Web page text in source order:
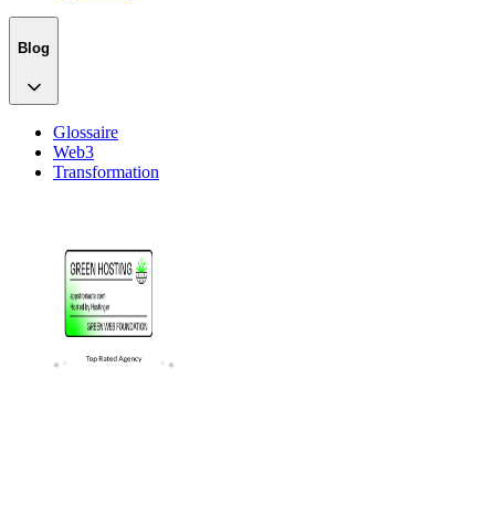
Blog
Glossaire
Web3
Transformation